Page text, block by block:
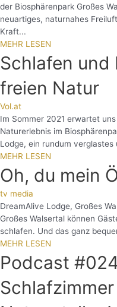
der Biosphärenpark Großes
neuartiges, naturnahes
Kraft...
MEHR LESEN
Schlafen und
freien Natur
Vol.at
Im Sommer 2021 erwartet
Naturerlebnis im
Lodge, ein rundum
MEHR LESEN
Oh, du mein
tv media
DreamAlive Lodge, Großes
Großes Walsertal können
schlafen. Und das ganz
MEHR LESEN
Podcast